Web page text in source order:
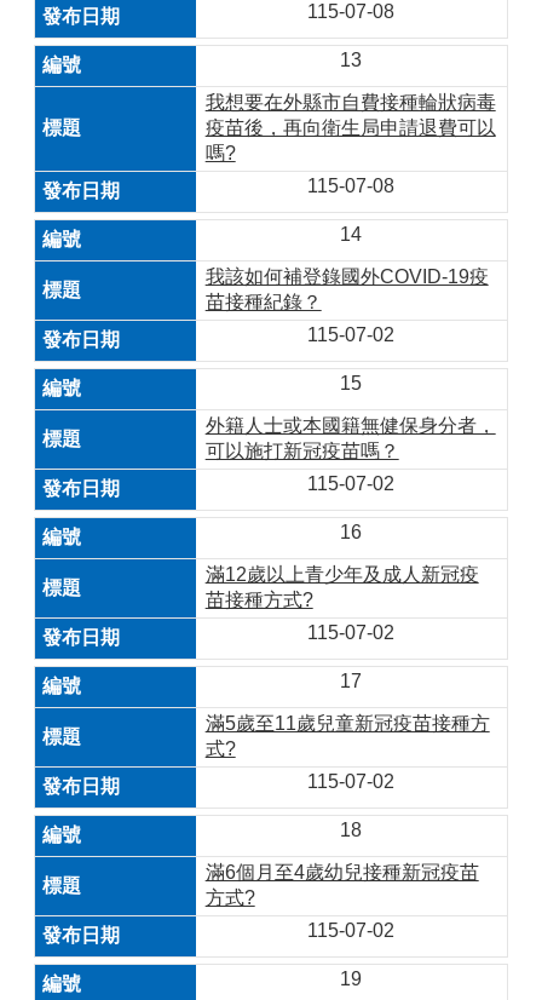
115-07-08
13
我想要在外縣市自費接種輪狀病毒
疫苗後，再向衛生局申請退費可以
嗎?
115-07-08
14
我該如何補登錄國外COVID-19疫
苗接種紀錄？
115-07-02
15
外籍人士或本國籍無健保身分者，
可以施打新冠疫苗嗎？
115-07-02
16
滿12歲以上青少年及成人新冠疫
苗接種方式?
115-07-02
17
滿5歲至11歲兒童新冠疫苗接種方
式?
115-07-02
18
滿6個月至4歲幼兒接種新冠疫苗
方式?
115-07-02
19